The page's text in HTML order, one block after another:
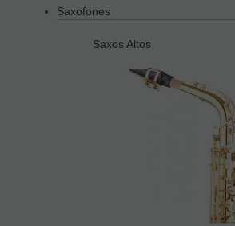
Saxofones
Saxos Altos